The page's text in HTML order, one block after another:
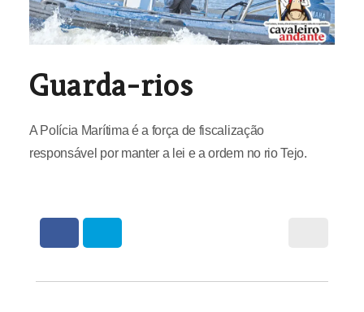
Guarda-rios
A Polícia Marítima é a força de fiscalização
responsável por manter a lei e a ordem no rio Tejo.